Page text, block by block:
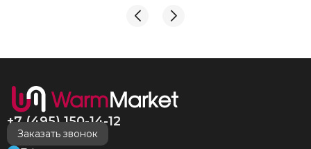
И надеюсь наши чудесные радиаторы будут греть
+7 (495) 150-14-12
Заказать звонок